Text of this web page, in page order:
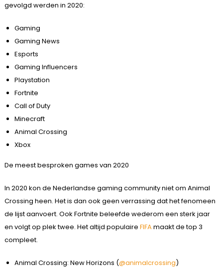
gevolgd werden in 2020:
Gaming
Gaming News
Esports
Gaming Influencers
Playstation
Fortnite
Call of Duty
Minecraft
Animal Crossing
Xbox
De meest besproken games van 2020
In 2020 kon de Nederlandse gaming community niet om Animal
Crossing heen. Het is dan ook geen verrassing dat het fenomeen
de lijst aanvoert. Ook Fortnite beleefde wederom een sterk jaar
en volgt op plek twee. Het altijd populaire FIFAmaakt de top 3
compleet.
Animal Crossing: New Horizons (@animalcrossing)